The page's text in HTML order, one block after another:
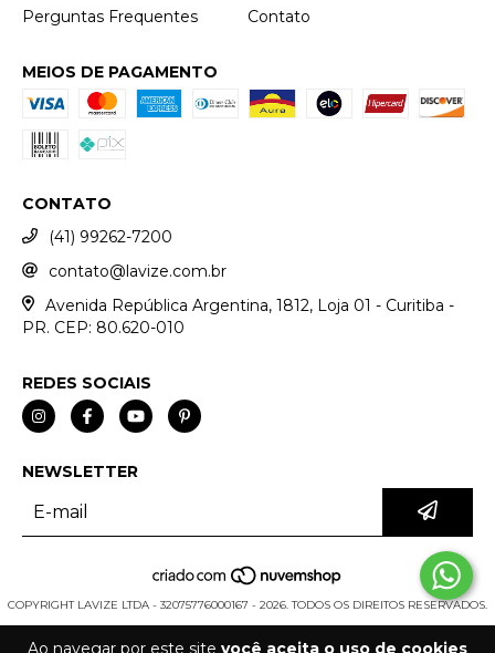
Ao navegar por este site você aceita o uso de cookies
Perguntas Frequentes Contato
MEIOS DE PAGAMENTO
CONTATO
(41) 99262-7200
contato@lavize.com.br
Avenida República Argentina, 1812, Loja 01 - Curitiba -
PR. CEP: 80.620-010
REDES SOCIAIS
NEWSLETTER
COPYRIGHT LAVIZE LTDA - 32075776000167 - 2026. TODOS OS DIREITOS RESERVADOS.